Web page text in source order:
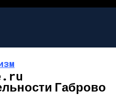
Габрово